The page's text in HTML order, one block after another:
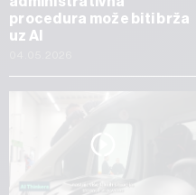
procedura može biti brža
uz AI